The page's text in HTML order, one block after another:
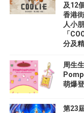
及12
香港
人小
「
分及
周生
萌爆
第23